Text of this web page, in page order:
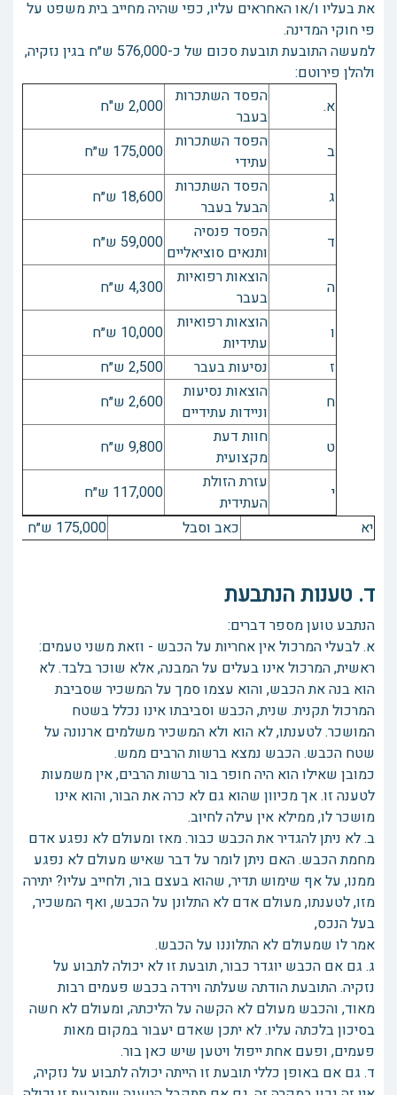
את בעליו ו/או האחראים עליו, כפי שהיה מחייב בית משפט על
פי חוקי המדינה.
למעשה התובעת תובעת סכום של כ-576,000 ש״ח בגין נזקיה,
ולהלן פירוטם:
א.
הפסד השתכרות
בעבר
2,000 ש"ח
ב
הפסד השתכרות
עתידי
175,000 ש״ח
ג
הפסד השתכרות
הבעל בעבר
18,600 ש״ח
ד
הפסד פנסיה
ותנאים סוציאליים 59,000 ש״ח
ה
הוצאות רפואיות
בעבר
4,300 ש״ח
ו
הוצאות רפואיות
עתידיות
10,000 ש״ח
ז
נסיעות בעבר
2,500 ש״ח
ח
הוצאות נסיעות
וניידות עתידיים
2,600 ש״ח
ט
חוות דעת
מקצועית
9,800 ש״ח
י
עזרת הזולת
העתידית
117,000 ש״ח
יא
כאב וסבל 175,000 ש״ח
ד. טענות הנתבעת
הנתבע טוען מספר דברים:
א. לבעלי המרכול אין אחריות על הכבש - וזאת משני טעמים:
ראשית, המרכול אינו בעלים על המבנה, אלא שוכר בלבד. לא
הוא בנה את הכבש, והוא עצמו סמך על המשכיר שסביבת
המרכול תקנית. שנית, הכבש וסביבתו אינו נכלל בשטח
המושכר. לטענתו, לא הוא ולא המשכיר משלמים ארנונה על
שטח הכבש. הכבש נמצא ברשות הרבים ממש.
כמובן שאילו הוא היה חופר בור ברשות הרבים, אין משמעות
לטענה זו. אך מכיוון שהוא גם לא כרה את הבור, והוא אינו
מושכר לו, ממילא אין עילה לחיוב.
ב. לא ניתן להגדיר את הכבש כבור. מאז ומעולם לא נפגע אדם
מחמת הכבש. האם ניתן לומר על דבר שאיש מעולם לא נפגע
ממנו, על אף שימוש תדיר, שהוא בעצם בור, ולחייב עליו? יתירה
מזו, לטענתו, מעולם אדם לא התלונן על הכבש, ואף המשכיר,
בעל הנכס,
אמר לו שמעולם לא התלוננו על הכבש.
ג. גם אם הכבש יוגדר כבור, תובעת זו לא יכולה לתבוע על
נזקיה. התובעת הודתה שעלתה וירדה בכבש פעמים רבות
מאוד, והכבש מעולם לא הקשה על הליכתה, ומעולם לא חשה
בסיכון בלכתה עליו. לא יתכן שאדם יעבור במקום מאות
פעמים, ופעם אחת ייפול ויטען שיש כאן בור.
ד. גם אם באופן כללי תובעת זו הייתה יכולה לתבוע על נזקיה,